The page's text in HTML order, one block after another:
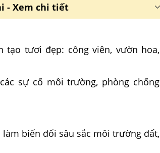
- Xem chi tiết
tạo tươi đẹp: công viên, vườn hoa,
sự cố môi trường, phòng chống
biến đổi sâu sắc môi trường đất,